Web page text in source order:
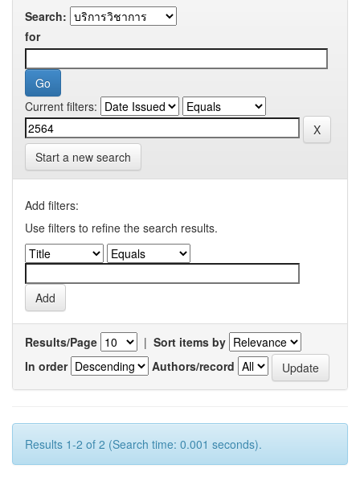
Search:
for
Current filters:
Start a new search
Add filters:
Use filters to refine the search results.
Results/Page | Sort items by
In order
Authors/record
Results 1-2 of 2 (Search time: 0.001 seconds).